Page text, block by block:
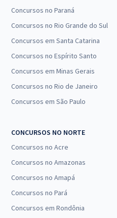
R$32,66
97,98 (-20%)
Ciência e Tecnologia
para Área/Subárea 16: .
R$19,33
57,98 (-20%)
Concursos no Paraná
Concursos no Rio Grande do Sul
Concursos em Santa Catarina
Concursos no Espírito Santo
Concursos em Minas Gerais
Concursos no Rio de Janeiro
Concursos em São Paulo
CONCURSOS NO NORTE
Concursos no Acre
Concursos no Amazonas
Concursos no Amapá
Concursos no Pará
Concursos em Rondônia